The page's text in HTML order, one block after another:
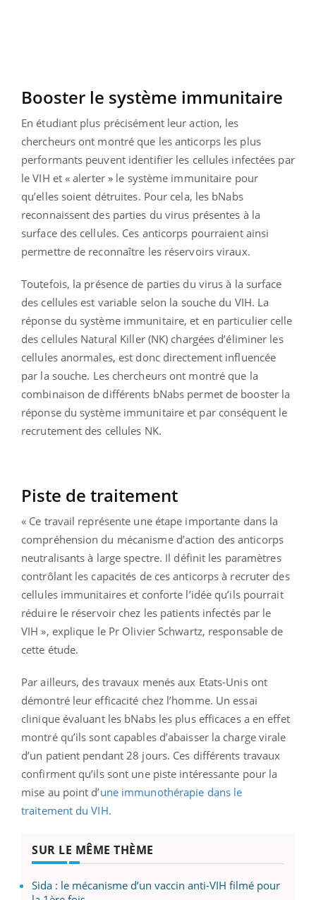
Booster le système immunitaire
En étudiant plus précisément leur action, les
chercheurs ont montré que les anticorps les plus
performants peuvent identifier les cellules infectées par
le VIH et « alerter » le système immunitaire pour
qu’elles soient détruites. Pour cela, les bNabs
reconnaissent des parties du virus présentes à la
surface des cellules. Ces anticorps pourraient ainsi
permettre de reconnaître les réservoirs viraux.
Toutefois, la présence de parties du virus à la surface
des cellules est variable selon la souche du VIH. La
réponse du système immunitaire, et en particulier celle
des cellules Natural Killer (NK) chargées d’éliminer les
cellules anormales, est donc directement influencée
par la souche. Les chercheurs ont montré que la
combinaison de différents bNabs permet de booster la
réponse du système immunitaire et par conséquent le
recrutement des cellules NK.
Piste de traitement
« Ce travail représente une étape importante dans la
compréhension du mécanisme d’action des anticorps
neutralisants à large spectre. Il définit les paramètres
contrôlant les capacités de ces anticorps à recruter des
cellules immunitaires et conforte l’idée qu’ils pourrait
réduire le réservoir chez les patients infectés par le
VIH », explique le Pr Olivier Schwartz, responsable de
cette étude.
Par ailleurs, des travaux menés aux Etats-Unis ont
démontré leur efficacité chez l’homme. Un essai
clinique évaluant les bNabs les plus efficaces a en effet
montré qu’ils sont capables d’abaisser la charge virale
d’un patient pendant 28 jours. Ces différents travaux
confirment qu’ils sont une piste intéressante pour la
mise au point d’une immunothérapie dans le
traitement du VIH.
SUR LE MÊME THÈME
Sida : le mécanisme d’un vaccin anti-VIH filmé pour